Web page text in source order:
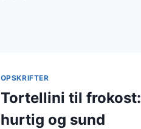
OPSKRIFTER
Tortellini til frokost:
hurtig og sund